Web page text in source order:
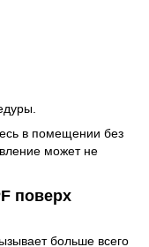
в помещении без
может не
поверх
больше всего